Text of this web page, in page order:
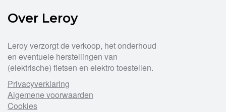
Over Leroy
Leroy verzorgt de verkoop, het onderhoud
en eventuele herstellingen van
(elektrische) fietsen en elektro toestellen.
Privacyverklaring
Algemene voorwaarden
Cookies